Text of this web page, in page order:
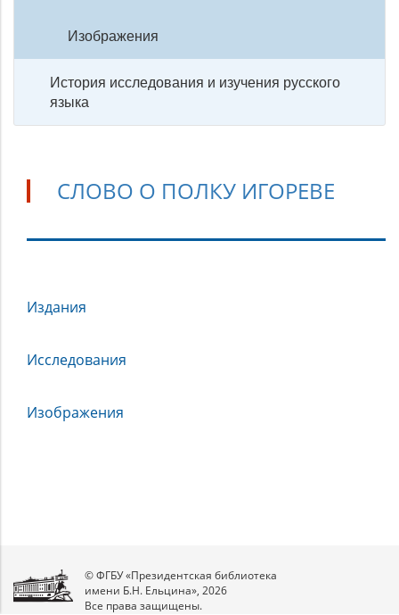
Изображения
История исследования и изучения русского
языка
СЛОВО О ПОЛКУ ИГОРЕВЕ
о
Игореве
Издания
Исследования
Изображения
© ФГБУ «Президентская библиотека
имени Б.Н. Ельцина», 2026
Все права защищены.